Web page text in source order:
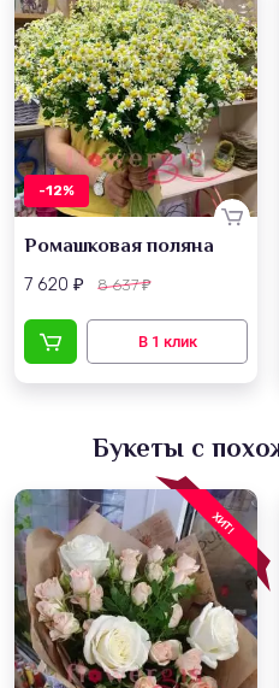
-12%
Ромашковая поляна
7 620 ₽ 8 637₽
Букеты с
ХИТ!